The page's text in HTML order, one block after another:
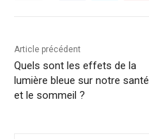
Article précédent
Quels sont les effets de la
lumière bleue sur notre santé
et le sommeil ?